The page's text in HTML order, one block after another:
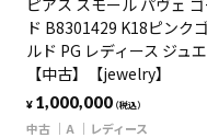
ピアス スモール パヴェ
ド B8301429 K18ピンク
ルド PG レディース ジュ
【中古】【jewelry】
¥ 1,000,000（税込）
中古 A レディース